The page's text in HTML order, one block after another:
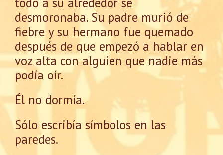
desmoronaba. Su padre murió de
fiebre y su hermano fue quemado
después de que empezó a hablar en
voz alta con alguien que nadie más
podía oír.
Él no dormía.
Sólo escribía símbolos en las
paredes.